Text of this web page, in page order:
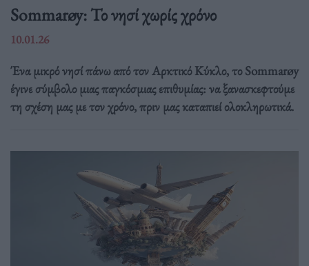
Sommarøy: Το νησί χωρίς χρόνο
10.01.26
Ένα μικρό νησί πάνω από τον Αρκτικό Κύκλο, το Sommarøy
έγινε σύμβολο μιας παγκόσμιας επιθυμίας: να ξανασκεφτούμε
τη σχέση μας με τον χρόνο, πριν μας καταπιεί ολοκληρωτικά.